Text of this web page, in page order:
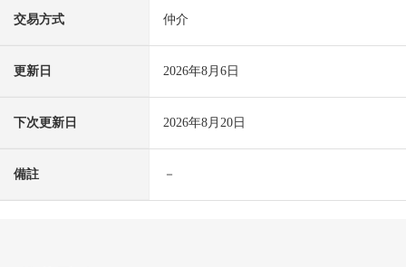
交易方式 仲介
更新日 2026年8月6日
下次更新日 2026年8月20日
備註 －